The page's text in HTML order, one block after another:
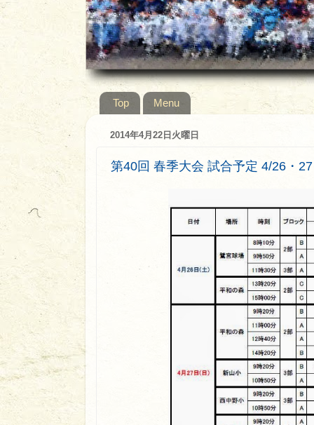
Top Menu
2014年4月22日火曜日
第40回 春季大会 試合予定 4/26・